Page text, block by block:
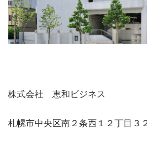
株式会社 恵和ビジネス
札幌市中央区南２条西１２丁目３